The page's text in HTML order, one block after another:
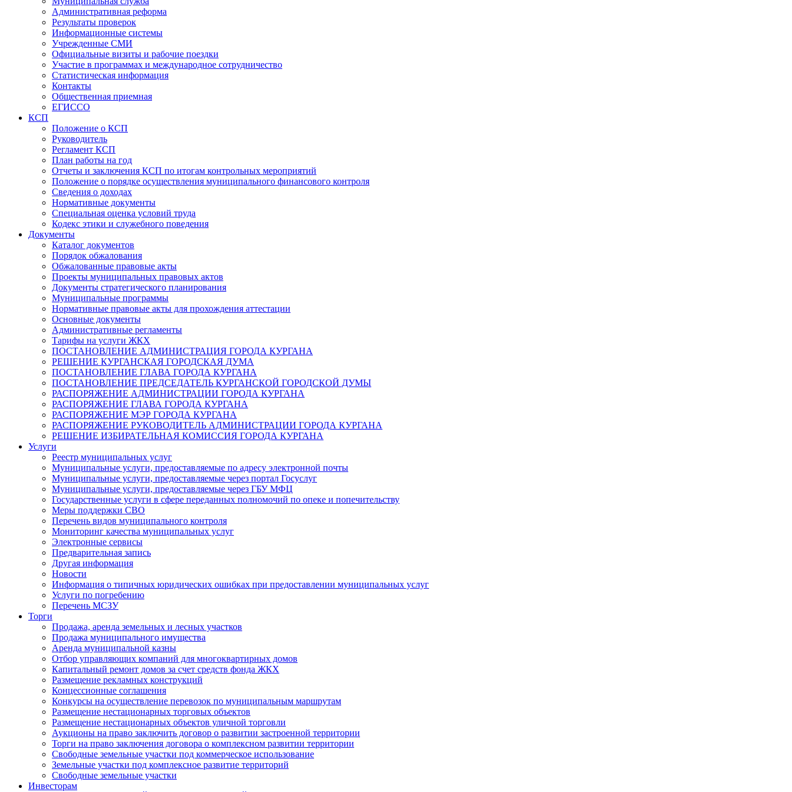
Административная реформа
Результаты проверок
Информационные системы
Учрежденные СМИ
Официальные визиты и рабочие поездки
Участие в программах и международное сотрудничество
Статистическая информация
Контакты
Общественная приемная
ЕГИССО
КСП
Положение о КСП
Руководитель
Регламент КСП
План работы на год
Отчеты и заключения КСП по итогам контрольных мероприятий
Положение о порядке осуществления муниципального финансового контроля
Сведения о доходах
Нормативные документы
Специальная оценка условий труда
Кодекс этики и служебного поведения
Документы
Каталог документов
Порядок обжалования
Обжалованные правовые акты
Проекты муниципальных правовых актов
Документы стратегического планирования
Муниципальные программы
Нормативные правовые акты для прохождения аттестации
Основные документы
Административные регламенты
Тарифы на услуги ЖКХ
ПОСТАНОВЛЕНИЕ АДМИНИСТРАЦИЯ ГОРОДА КУРГАНА
РЕШЕНИЕ КУРГАНСКАЯ ГОРОДСКАЯ ДУМА
ПОСТАНОВЛЕНИЕ ГЛАВА ГОРОДА КУРГАНА
ПОСТАНОВЛЕНИЕ ПРЕДСЕДАТЕЛЬ КУРГАНСКОЙ ГОРОДСКОЙ ДУМЫ
РАСПОРЯЖЕНИЕ АДМИНИСТРАЦИИ ГОРОДА КУРГАНА
РАСПОРЯЖЕНИЕ ГЛАВА ГОРОДА КУРГАНА
РАСПОРЯЖЕНИЕ МЭР ГОРОДА КУРГАНА
РАСПОРЯЖЕНИЕ РУКОВОДИТЕЛЬ АДМИНИСТРАЦИИ ГОРОДА КУРГАНА
РЕШЕНИЕ ИЗБИРАТЕЛЬНАЯ КОМИССИЯ ГОРОДА КУРГАНА
Услуги
Реестр муниципальных услуг
Муниципальные услуги, предоставляемые по адресу электронной почты
Муниципальные услуги, предоставляемые через портал Госуслуг
Муниципальные услуги, предоставляемые через ГБУ МФЦ
Государственные услуги в сфере переданных полномочий по опеке и попечительству
Меры поддержки СВО
Перечень видов муниципального контроля
Мониторинг качества муниципальных услуг
Электронные сервисы
Предварительная запись
Другая информация
Новости
Информация о типичных юридических ошибках при предоставлении муниципальных услуг
Услуги по погребению
Перечень МСЗУ
Торги
Продажа, аренда земельных и лесных участков
Продажа муниципального имущества
Аренда муниципальной казны
Отбор управляющих компаний для многоквартирных домов
Капитальный ремонт домов за счет средств фонда ЖКХ
Размещение рекламных конструкций
Концессионные соглашения
Конкурсы на осуществление перевозок по муниципальным маршрутам
Размещение нестационарных торговых объектов
Размещение нестационарных объектов уличной торговли
Аукционы на право заключить договор о развитии застроенной территории
Торги на право заключения договора о комплексном развитии территории
Свободные земельные участки под коммерческое использование
Земельные участки под комплексное развитие территорий
Свободные земельные участки
Инвесторам